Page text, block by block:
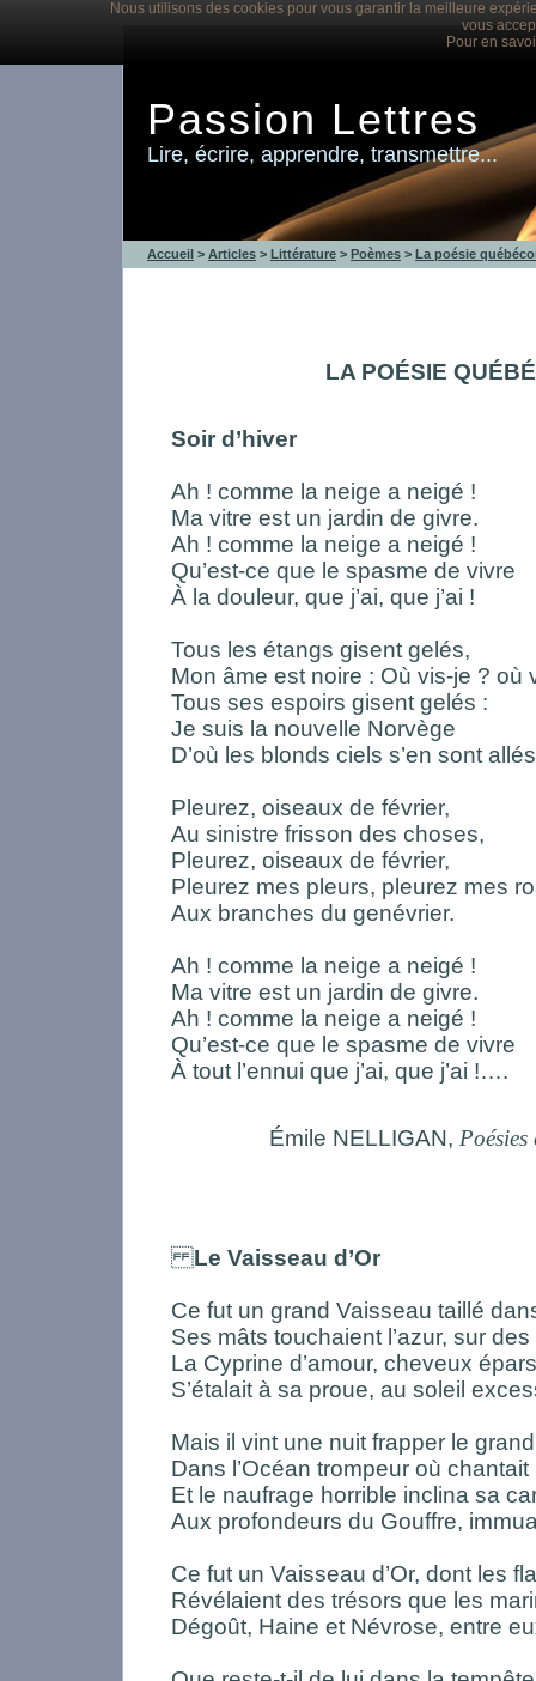
Nous utilisons des cookies pour vous garantir la meilleure
vous
Pour en
Passion Lettres
Lire, écrire, apprendre, transmettre...
Accueil > Articles > Littérature > Poèmes > La poésie
LA POÉSIE
Soir d’hiver
Ah ! comme la neige a neigé !
Ma vitre est un jardin de givre.
Ah ! comme la neige a neigé !
Qu’est-ce que le spasme de vivre
À la douleur, que j’ai, que j’ai !
Tous les étangs gisent gelés,
Mon âme est noire : Où vis-je ? où
Tous ses espoirs gisent gelés :
Je suis la nouvelle Norvège
D’où les blonds ciels s’en sont
Pleurez, oiseaux de février,
Au sinistre frisson des choses,
Pleurez, oiseaux de février,
Pleurez mes pleurs, pleurez mes
Aux branches du genévrier.
Ah ! comme la neige a neigé !
Ma vitre est un jardin de givre.
Ah ! comme la neige a neigé !
Qu’est-ce que le spasme de vivre
À tout l’ennui que j’ai, que j’ai !….
Émile NELLIGAN, Poésies
Le Vaisseau d’Or
Ce fut un grand Vaisseau taillé
Ses mâts touchaient l’azur, sur
La Cyprine d’amour, cheveux
S’étalait à sa proue, au soleil
Mais il vint une nuit frapper le
Dans l’Océan trompeur où
Et le naufrage horrible inclina sa
Aux profondeurs du Gouffre,
Ce fut un Vaisseau d’Or, dont les
Révélaient des trésors que les
Dégoût, Haine et Névrose, entre